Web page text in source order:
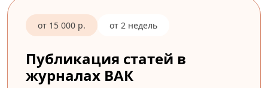
от 15 000 р. от 2 недель
Публикация статей в
журналах ВАК